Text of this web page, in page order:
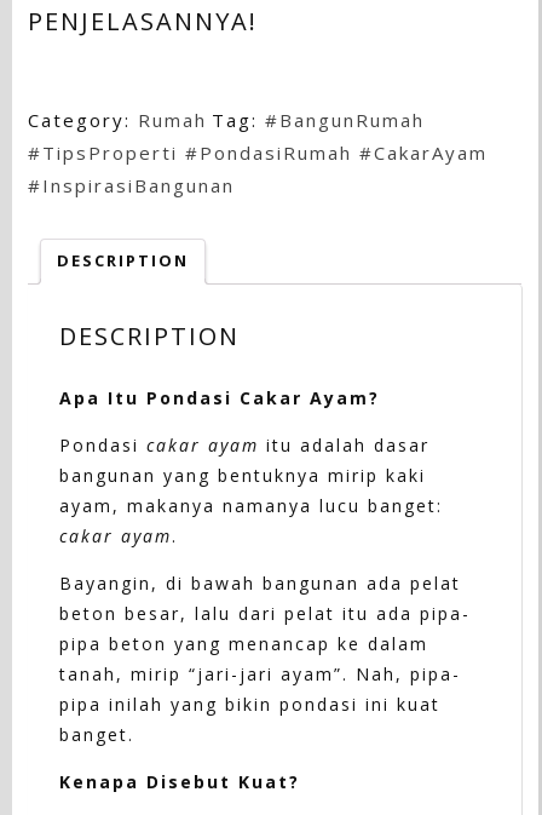
PENJELASANNYA!
Category: Rumah Tag:#BangunRumah
#TipsProperti #PondasiRumah #CakarAyam
#InspirasiBangunan
DESCRIPTION
DESCRIPTION
Apa Itu Pondasi Cakar Ayam?
Pondasicakar ayam itu adalah dasar
bangunan yang bentuknya mirip kaki
ayam, makanya namanya lucu banget:
cakar ayam.
Bayangin, di bawah bangunan ada pelat
beton besar, lalu dari pelat itu ada pipa-
pipa beton yang menancap ke dalam
tanah, mirip “jari-jari ayam”. Nah, pipa-
pipa inilah yang bikin pondasi ini kuat
banget.
Kenapa Disebut Kuat?